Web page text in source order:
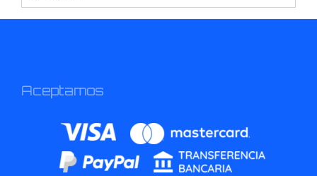
for:
Aceptamos